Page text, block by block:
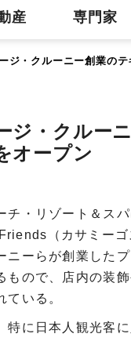
産 専門家
ジ・クルーニー創業の
ジ・クルー
オープン
チ・リゾート＆ス
（カサミー
ニーらが創業した
もので、店内の装
ている。
特に日本人観光客